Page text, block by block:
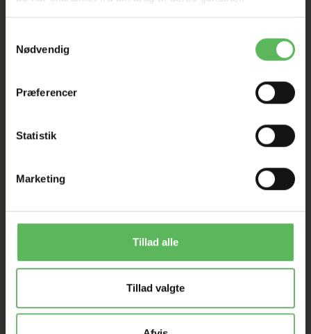
Nødvendig
Præferencer
Statistik
Marketing
Tillad alle
Tillad valgte
Tilbud GÆLDER IKKE
I FYSISK BUTIKKERE
ANDRE FANDT OGSÅ
-12% -12%